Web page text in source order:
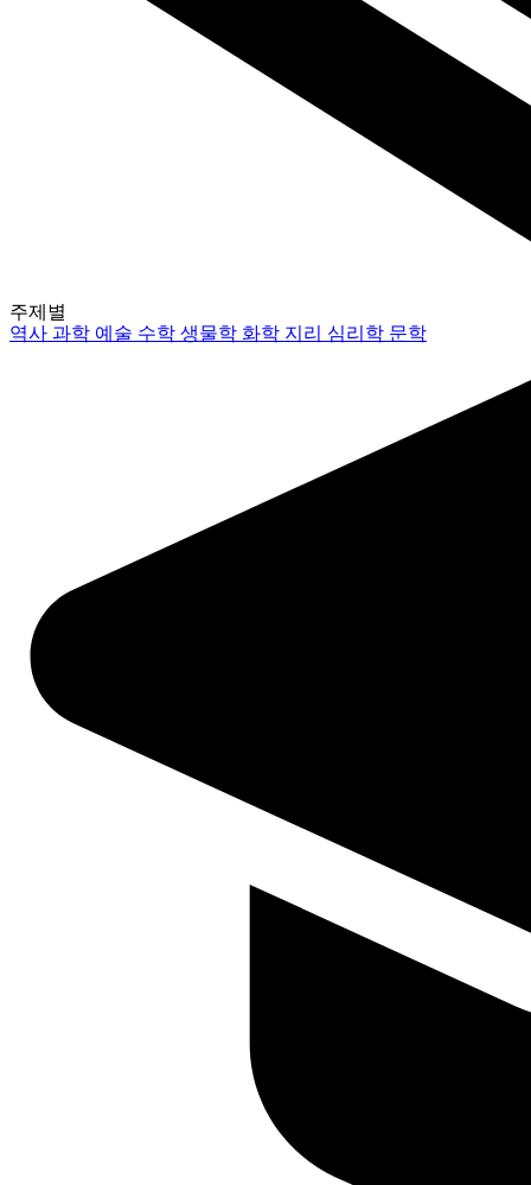
주제별
역사과학 예술 수학생물학 화학 지리 심리학 문학